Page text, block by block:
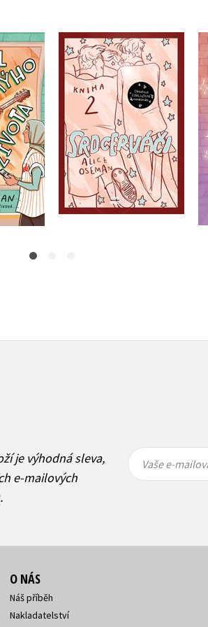
života
Kč
Srdcerváči 2 -
exkluzivní vydání
Alice Oseman
Do košíku
499 Kč
399 Kč
je výhodná sleva,
e-mailových
.
mailová
mailová
Vaše e-
O NÁS
Náš příběh
Nakladatelství